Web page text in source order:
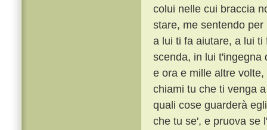
colui nelle cui braccia
stare, me sentendo
a lui ti fa aiutare, a lui
scenda, in lui t'ingegna
e ora e mille altre
chiami tu che ti venga
quali cose guarderà
che tu se', e pruova se